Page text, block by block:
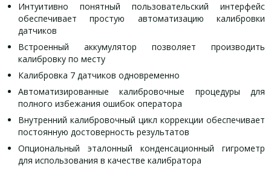
Интуитивно понятный пользовательский интерфейс
обеспечивает простую автоматизацию калибровки
датчиков
Встроенный аккумулятор позволяет производить
калибровку по месту
Калибровка 7 датчиков одновременно
Автоматизированные калибровочные процедуры для
полного избежания ошибок оператора
Внутренний калибровочный цикл коррекции обеспечивает
постоянную достоверность результатов
Опциональный эталонный конденсационный гигрометр
для использования в качестве калибратора